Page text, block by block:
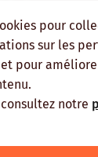
pour
sur les
pour
notre
abonner à nos